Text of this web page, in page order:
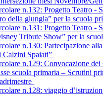
n.132: Progetto Teatro -
della giungla” per la scuola
n.131: Progetto Teatro -
Tribute Show” per la
n.130: Partecipazione
Calzini Spaiati”
n.129: Convocazione
scuola primaria – Scrutini
n.128: viaggio